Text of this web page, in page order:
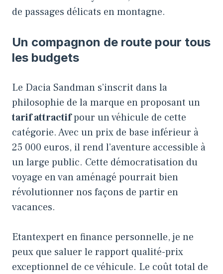
de passages délicats en montagne.
Un compagnon de route pour tous
les budgets
Le Dacia Sandman s’inscrit dans la
philosophie de la marque en proposant un
tarif attractifpour un véhicule de cette
catégorie. Avec un prix de base inférieur à
25 000 euros, il rend l’aventure accessible à
un large public. Cette démocratisation du
voyage en van aménagé pourrait bien
révolutionner nos façons de partir en
vacances.
Etantexpert en finance personnelle, je ne
peux que saluer le rapport qualité-prix
exceptionnel de ce véhicule. Le coût total de